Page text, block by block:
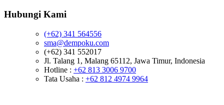
Hubungi Kami
(+62) 341 564556
sma@dempoku.com
(+62) 341 552017
Jl. Talang 1, Malang 65112, Jawa Timur, Indonesia
Hotline : +62 813 3006 9700
Tata Usaha : +62 812 4974 9964